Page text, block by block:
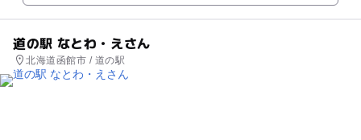
道の駅 なとわ・えさん
北海道函館市 / 道の駅